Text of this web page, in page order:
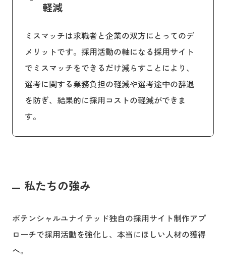
軽減
ミスマッチは求職者と企業の双方にとってのデ
メリットです。採用活動の軸になる採用サイト
でミスマッチをできるだけ減らすことにより、
選考に関する業務負担の軽減や選考途中の辞退
を防ぎ、結果的に採用コストの軽減ができま
す。
私たちの強み
ポテンシャルユナイテッド独自の採用サイト制作アプ
ローチで採用活動を強化し、本当にほしい人材の獲得
へ。